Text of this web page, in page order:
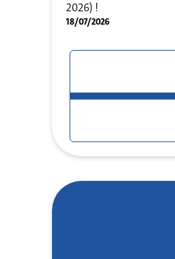
2026) !
18/07/2026